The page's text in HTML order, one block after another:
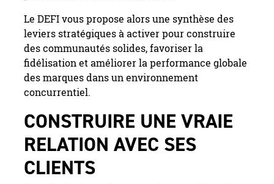
Le DEFI vous propose alors une synthèse des
leviers stratégiques à activer pour construire
des communautés solides, favoriser la
fidélisation et améliorer la performance globale
des marques dans un environnement
concurrentiel.
CONSTRUIRE UNE VRAIE
RELATION AVEC SES
CLIENTS